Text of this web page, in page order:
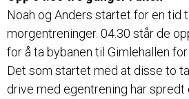
Noah og Anders startet for en tid
morgentreninger. 04.30 står de
for å ta bybanen til Gimlehallen
Det som startet med at disse to
drive med egentrening har spredt